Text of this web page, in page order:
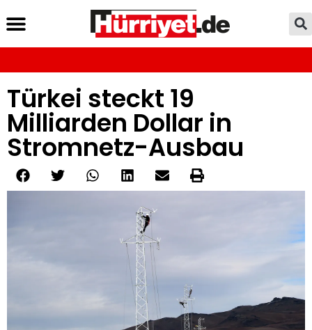
Türkei steckt 19
Milliarden Dollar in
Stromnetz-Ausbau